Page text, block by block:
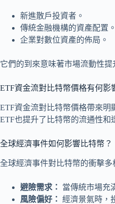
新進散戶投資者。
傳統金融機構的資產配置。
企業對數位資產的佈局。
它們的到來意味著市場流動性提
ETF資金流對比特幣價格有何影
ETF資金流對比特幣價格帶來明
ETF也提升了比特幣的流通性和
全球經濟事件如何影響比特幣？
全球經濟事件對比特幣的衝擊多
避險需求：
當傳統市場充
風險偏好： 經濟景氣時，